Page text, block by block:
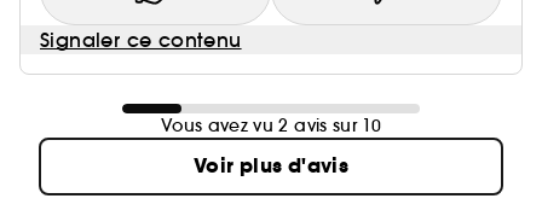
Signaler ce contenu
Vous avez vu 2 avis sur 10
Voir plus d'avis